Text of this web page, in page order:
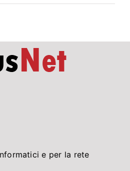
e per la rete